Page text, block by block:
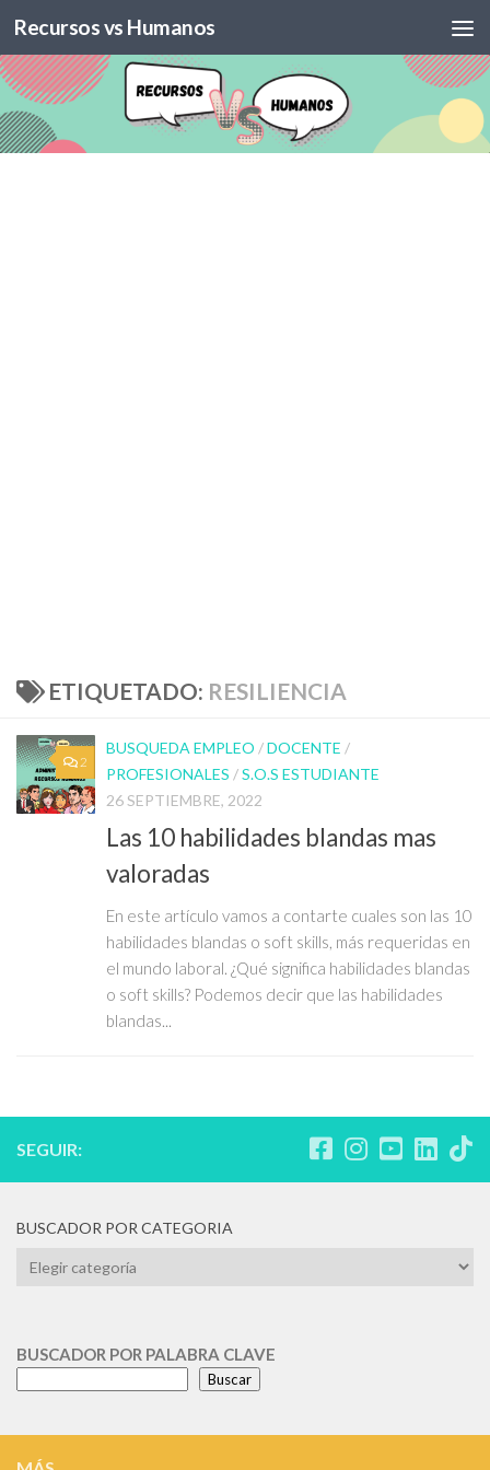
Skip to content
Recursos vs Humanos
ETIQUETADO: RESILIENCIA
2
BUSQUEDA EMPLEO /DOCENTE /
PROFESIONALES /S.O.S ESTUDIANTE
26 SEPTIEMBRE, 2022
Las 10 habilidades blandas mas
valoradas
En este artículo vamos a contarte cuales son las 10
habilidades blandas o soft skills, más requeridas en
el mundo laboral. ¿Qué significa habilidades blandas
o soft skills? Podemos decir que las habilidades
blandas...
SEGUIR:
BUSCADOR POR CATEGORIA
BUSCADOR
BUSCADOR POR PALABRA CLAVE
Buscar